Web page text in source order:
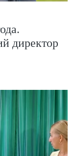
директор